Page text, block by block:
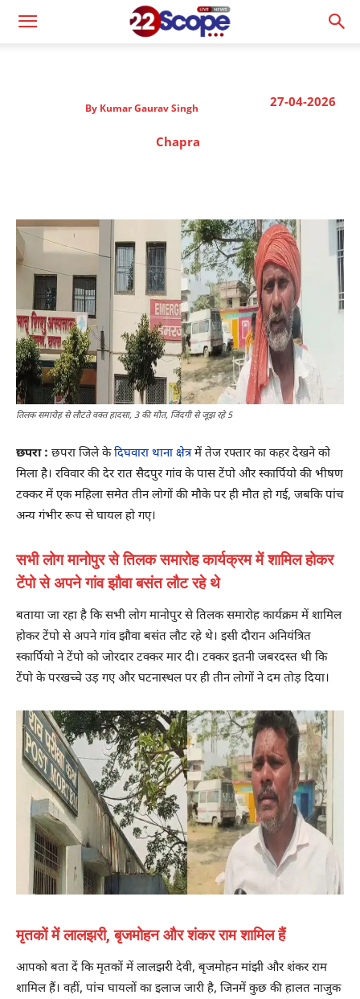
27-04-2026
By Kumar Gaurav Singh
Chapra
तिलक समारोह से लौटते वक्त हादसा, 3 की मौत, जिंदगी से जूझ रहे 5
छपरा : छपरा जिले केदिघवारा थाना क्षेत्रमें तेज रफ्तार का कहर देखने को
मिला है। रविवार की देर रात सैदपुर गांव के पास टेंपो और स्कार्पियो की भीषण
टक्कर में एक महिला समेत तीन लोगों की मौके पर ही मौत हो गई, जबकि पांच
अन्य गंभीर रूप से घायल हो गए।
सभी लोग मानोपुर से तिलक समारोह कार्यक्रम में शामिल होकर
टेंपो से अपने गांव झौवा बसंत लौट रहे थे
बताया जा रहा है कि सभी लोग मानोपुर से तिलक समारोह कार्यक्रम में शामिल
होकर टेंपो से अपने गांव झौवा बसंत लौट रहे थे। इसी दौरान अनियंत्रित
स्कार्पियो ने टेंपो को जोरदार टक्कर मार दी। टक्कर इतनी जबरदस्त थी कि
टेंपो के परखच्चे उड़ गए और घटनास्थल पर ही तीन लोगों ने दम तोड़ दिया।
मृतकों में लालझरी, बृजमोहन और शंकर राम शामिल हैं
आपको बता दें कि मृतकों में लालझरी देवी, बृजमोहन मांझी और शंकर राम
शामिल हैं। वहीं, पांच घायलों का इलाज जारी है, जिनमें कुछ की हालत नाजुक